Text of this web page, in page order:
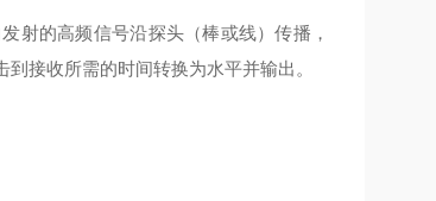
射的高频信号沿探头（棒或线）传播，
接收所需的时间转换为水平并输出。